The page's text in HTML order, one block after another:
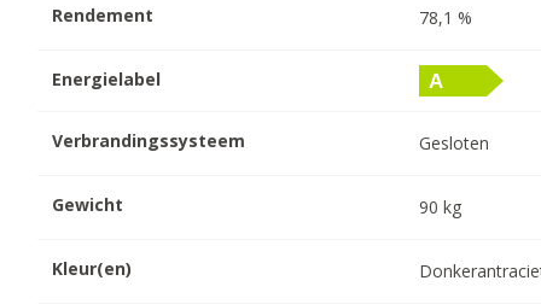
Rendement 78,1 %
Energielabel
Verbrandingssysteem Gesloten
Gewicht 90 kg
Kleur(en)